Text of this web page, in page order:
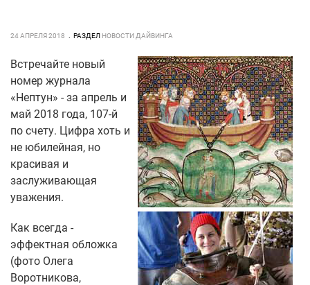
24 АПРЕЛЯ 2018 РАЗДЕЛ НОВОСТИ ДАЙВИНГА
Встречайте новый
номер журнала
«Нептун» - за апрель и
май 2018 года, 107-й
по счету. Цифра хоть и
не юбилейная, но
красивая и
заслуживающая
уважения.
Как всегда -
эффектная обложка
(фото Олега
Воротникова,